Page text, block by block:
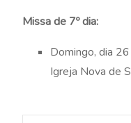
Missa de 7º dia:
Domingo, dia
Igreja Nova de